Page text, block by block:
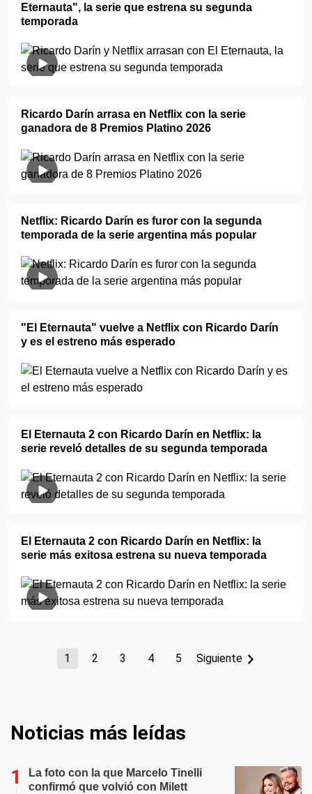
Eternauta", la serie que estrena su segunda
temporada
Ricardo Darín arrasa en Netflix con la serie
ganadora de 8 Premios Platino 2026
Netflix: Ricardo Darín es furor con la segunda
temporada de la serie argentina más popular
"El Eternauta" vuelve a Netflix con Ricardo Darín
y es el estreno más esperado
El Eternauta 2 con Ricardo Darín en Netflix: la
serie reveló detalles de su segunda temporada
El Eternauta 2 con Ricardo Darín en Netflix: la
serie más exitosa estrena su nueva temporada
1 2 3 4 5 Siguiente
Noticias más leídas
La foto con la que Marcelo Tinelli
confirmó que volvió con Milett